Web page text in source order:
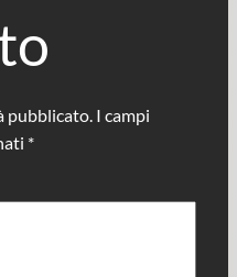
pubblicato. I campi
*